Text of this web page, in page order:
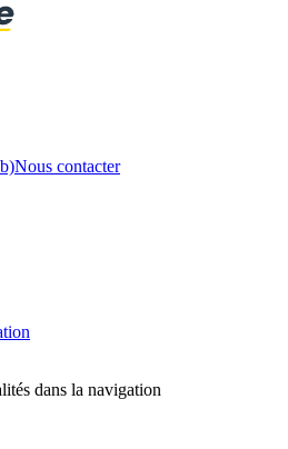
Nous contacter
dans la navigation